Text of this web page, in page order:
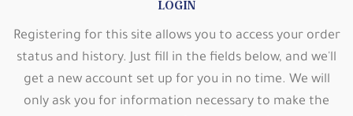
LOGIN
Registering for this site allows you to access your order
status and history. Just fill in the fields below, and we'll
get a new account set up for you in no time. We will
only ask you for information necessary to make the